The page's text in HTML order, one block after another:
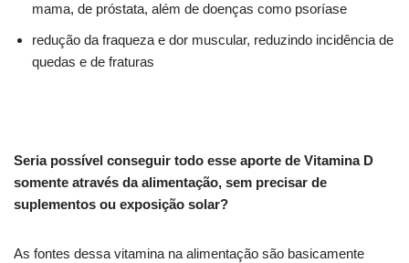
mama, de próstata, além de doenças como psoríase
redução da fraqueza e dor muscular, reduzindo incidência de
quedas e de fraturas
Seria possível conseguir todo esse aporte de Vitamina D
somente através da alimentação, sem precisar de
suplementos ou exposição solar?
As fontes dessa vitamina na alimentação são basicamente